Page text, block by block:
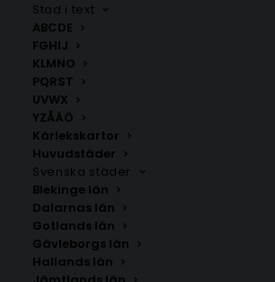
Stad i text
ABCDE
FGHIJ
KLMNO
PQRST
UVWX
YZÅÄÖ
Kärlekskartor
Huvudstäder
Svenska städer
Blekinge län
Dalarnas län
Gotlands län
Gävleborgs län
Hallands län